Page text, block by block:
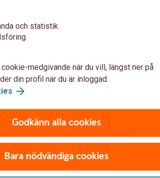
i rad
Åland kommer i
kan man säga. I
Kulturen och
under året. Det har vi
eller tecknare.
för att kunna delta i
det om alla härliga
sorg, glädje, kärlek eller
vi har för framtiden är att
och statistik
medgivande när du vill, längst ner på
din profil när du är inloggad.
Godkänn alla cookies
Bara nödvändiga cookies